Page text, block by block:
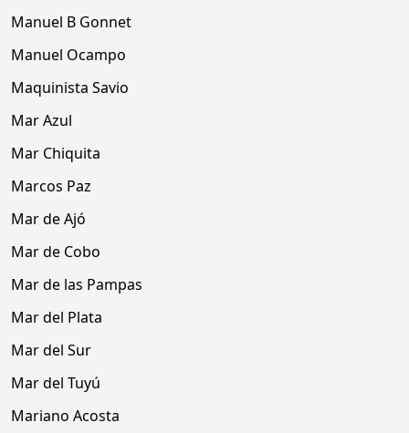
Manuel B Gonnet
Manuel Ocampo
Maquinista Savio
Mar Azul
Mar Chiquita
Marcos Paz
Mar de Ajó
Mar de Cobo
Mar de las Pampas
Mar del Plata
Mar del Sur
Mar del Tuyú
Mariano Acosta